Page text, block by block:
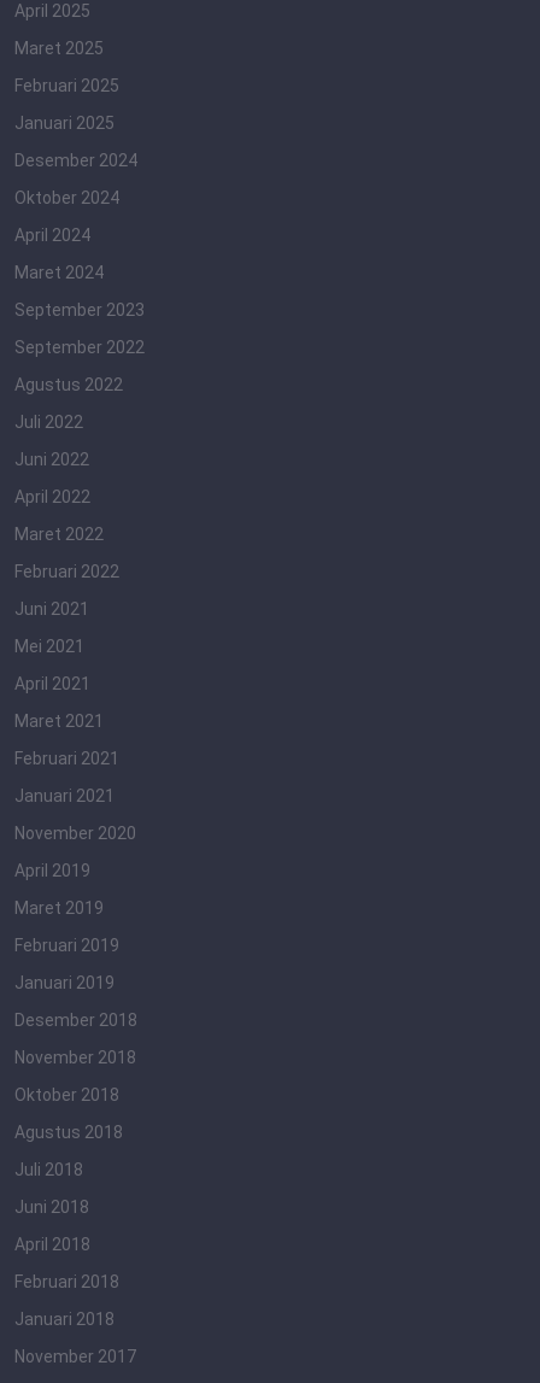
April 2025
Maret 2025
Februari 2025
Januari 2025
Desember 2024
Oktober 2024
April 2024
Maret 2024
September 2023
September 2022
Agustus 2022
Juli 2022
Juni 2022
April 2022
Maret 2022
Februari 2022
Juni 2021
Mei 2021
April 2021
Maret 2021
Februari 2021
Januari 2021
November 2020
April 2019
Maret 2019
Februari 2019
Januari 2019
Desember 2018
November 2018
Oktober 2018
Agustus 2018
Juli 2018
Juni 2018
April 2018
Februari 2018
Januari 2018
November 2017